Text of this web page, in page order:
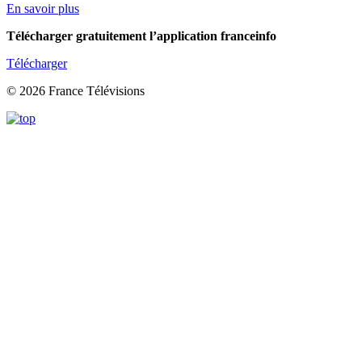
En savoir plus
Télécharger gratuitement l’application franceinfo
Télécharger
© 2026 France Télévisions